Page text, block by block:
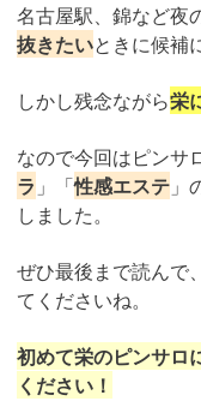
名古屋駅、錦など夜
抜きたいときに候補
しかし残念ながら栄
なので今回はピンサ
ラ 」「性感エステ 」
しました。
ぜひ最後まで読んで
てくださいね。
初めて栄のピンサロ
ください！